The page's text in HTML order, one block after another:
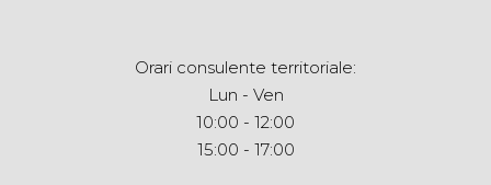
Orari consulente territoriale:
Lun - Ven
10:00 - 12:00
15:00 - 17:00